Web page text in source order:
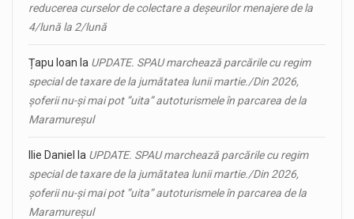
reducerea curselor de colectare a deșeurilor menajere de la
4/lună la 2/lună
Țapu Ioan la UPDATE. SPAU marchează parcările cu regim
special de taxare de la jumătatea lunii martie./Din 2026,
șoferii nu-și mai pot ”uita” autoturismele în parcarea de la
Maramureșul
Ilie Daniel la UPDATE. SPAU marchează parcările cu regim
special de taxare de la jumătatea lunii martie./Din 2026,
șoferii nu-și mai pot ”uita” autoturismele în parcarea de la
Maramureșul